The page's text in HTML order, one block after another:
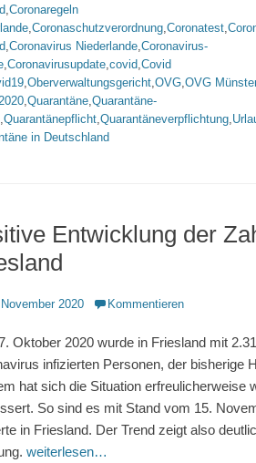
,Coronaregeln
,Coronaschutzverordnung,Coronatest,
,Coronavirus Niederlande,Coronavirus-
,Coronavirusupdate,covid,Covid
,Oberverwaltungsgericht,OVG,OVG Münster
,Quarantäne,Quarantäne-
,Quarantänepflicht,Quarantäneverpflichtung,
in Deutschland
Entwicklung der
2020 Kommentieren
Oktober 2020 wurde in Friesland mit
infizierten Personen, der bisherige
hat sich die Situation erfreulicherweise
So sind es mit Stand vom 15.
in Friesland. Der Trend zeigt also
weiterlesen…